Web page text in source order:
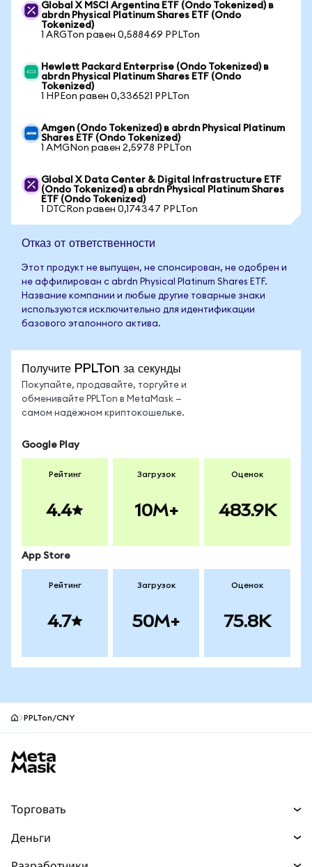
Global X MSCI Argentina ETF (Ondo Tokenized) в
abrdn Physical Platinum Shares ETF (Ondo
Tokenized)
1 ARGTon равен 0,588469 PPLTon
Hewlett Packard Enterprise (Ondo Tokenized) в
abrdn Physical Platinum Shares ETF (Ondo
Tokenized)
1 HPEon равен 0,336521 PPLTon
Amgen (Ondo Tokenized) в abrdn Physical Platinum
Shares ETF (Ondo Tokenized)
1 AMGNon равен 2,5978 PPLTon
Global X Data Center & Digital Infrastructure ETF
(Ondo Tokenized) в abrdn Physical Platinum Shares
ETF (Ondo Tokenized)
1 DTCRon равен 0,174347 PPLTon
Отказ от ответственности
Этот продукт не выпущен, не спонсирован, не одобрен и
не аффилирован с abrdn Physical Platinum Shares ETF.
Название компании и любые другие товарные знаки
используются исключительно для идентификации
базового эталонного актива.
Получите PPLTon за секунды
Покупайте, продавайте, торгуйте и
обменивайте PPLTon в MetaMask —
самом надёжном криптокошельке.
Google Play
Рейтинг
4.4
Загрузок
10M+
Оценок
483.9K
App Store
Рейтинг
4.7
Загрузок
50M+
Оценок
75.8K
PPLTon/CNY
Торговать
Деньги